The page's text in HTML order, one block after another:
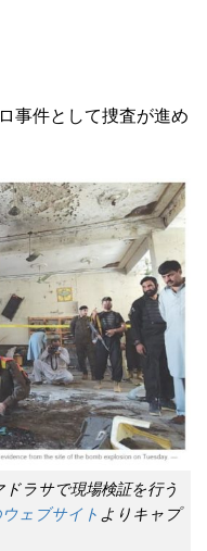
事件として捜査が進め
ラサで現場検証を行う
ェブサイト よりキャプ